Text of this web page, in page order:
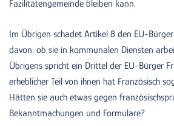
Fazilitätengemeinde bleiben kann.
Im Übrigen schadet Artikel 8 den EU-
davon, ob sie in kommunalen Diensten
Übrigens spricht ein Drittel der EU-Bürger
erheblicher Teil von ihnen hat Französisch
Hätten sie auch etwas gegen
Bekanntmachungen und Formulare?